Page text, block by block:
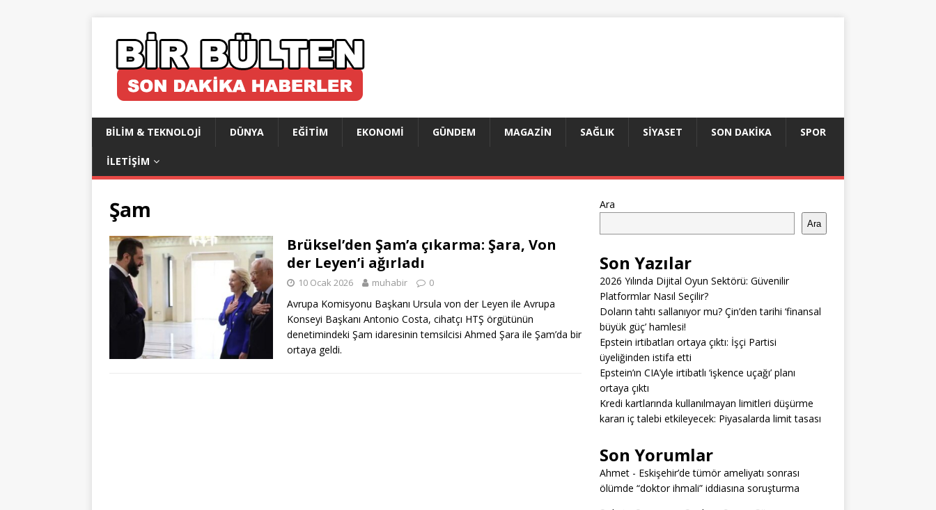
BILIM & TEKNOLOJI DÜNYA EĞITIM EKONOMI GÜNDEM MAGAZIN SAĞLIK SIYASET SON DAKIKA SPOR
İLETIŞIM
Şam
Brüksel’den Şam’a çıkarma: Şara, Von
der Leyen’i ağırladı
10 Ocak 2026 muhabir 0
Avrupa Komisyonu Başkanı Ursula von der Leyen ile Avrupa
Konseyi Başkanı Antonio Costa, cihatçı HTŞ örgütünün
denetimindeki Şam idaresinin temsilcisi Ahmed Şara ile Şam’da bir
ortaya geldi.
Ara
Ara
Son Yazılar
2026 Yılında Dijital Oyun Sektörü: Güvenilir
Platformlar Nasıl Seçilir?
Doların tahtı sallanıyor mu? Çin’den tarihi ‘finansal
büyük güç’ hamlesi!
Epstein irtibatları ortaya çıktı: İşçi Partisi
üyeliğinden istifa etti
Epstein’ın CIA’yle irtibatlı ‘işkence uçağı’ planı
ortaya çıktı
Kredi kartlarında kullanılmayan limitleri düşürme
kararı iç talebi etkileyecek: Piyasalarda limit tasası
Son Yorumlar
Ahmet- Eskişehir’de tümör ameliyatı sonrası
ölümde “doktor ihmali” iddiasına soruşturma